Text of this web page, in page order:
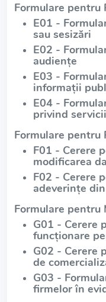
Formulare
E01 -
sau sesizări
E02 -
audiențe
E03 -
informații
E04 -
privind
Formulare pentru
F01 - Cerere
modificarea
F02 - Cerere
adeverințe
Formulare pentru
G01 - Cerere
funcționare
G02 - Cerere
de
G03 -
firmelor în